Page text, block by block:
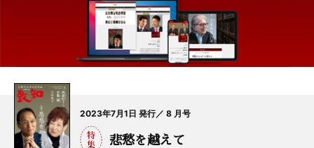
2023年7月1日 発行／ 8 月号
悲愁を越えて